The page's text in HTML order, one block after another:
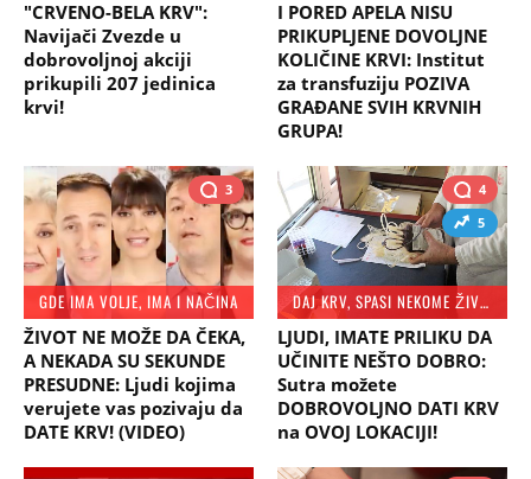
"CRVENO-BELA KRV":
Navijači Zvezde u
dobrovoljnoj akciji
prikupili 207 jedinica
krvi!
I PORED APELA NISU
PRIKUPLJENE DOVOLJNE
KOLIČINE KRVI: Institut
za transfuziju POZIVA
GRAĐANE SVIH KRVNIH
GRUPA!
3
GDE IMA VOLJE, IMA I NAČINA
ŽIVOT NE MOŽE DA ČEKA,
A NEKADA SU SEKUNDE
PRESUDNE: Ljudi kojima
verujete vas pozivaju da
DATE KRV! (VIDEO)
4
5
DAJ KRV, SPASI NEKOME ŽIVOT
LJUDI, IMATE PRILIKU DA
UČINITE NEŠTO DOBRO:
Sutra možete
DOBROVOLJNO DATI KRV
na OVOJ LOKACIJI!